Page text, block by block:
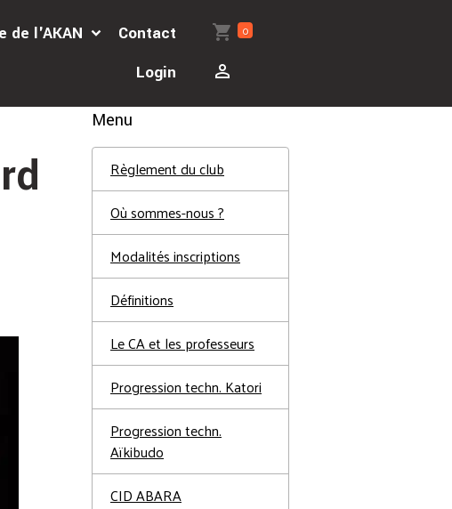
de l'AKAN
Contact
Login
0
Menu
Règlement du club
Où sommes-nous ?
Modalités inscriptions
Définitions
Le CA et les professeurs
Progression techn. Katori
Progression techn.
Aïkibudo
CID ABARA